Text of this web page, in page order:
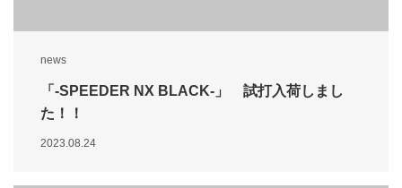
news
「-SPEEDER NX BLACK-」 試打入荷しまし
た！！
2023.08.24